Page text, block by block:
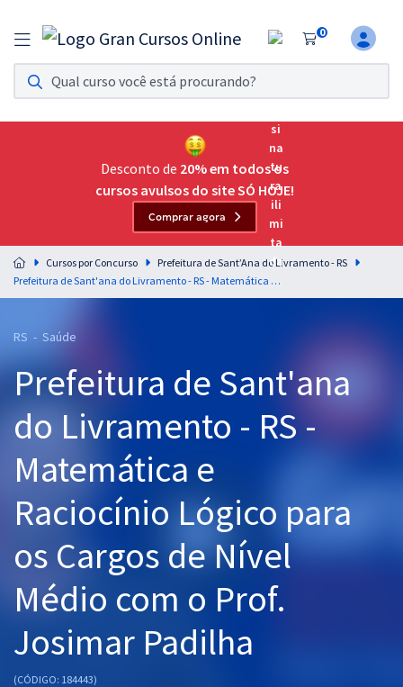
0
Assinatura Ilimitada 11
Acesso a todos os cursos. Teste grátis por 7 dias!
Assinatura OAB Até Passar
Acesso ilimitado a toda preparação para o Exame da
Residências Multiprofissionais
Preparação completa e intensiva para as principais
residências em saúde do Brasil
Cursos 20% OFF
Pós
Graduação
OAB
Questões grátis
Desconto de 20% em todos os
cursos avulsos do site SÓ HOJE!
Comprar agora
Cursos por Concurso
Prefeitura de Sant’Ana do Livramento - RS
Prefeitura de Sant'ana do Livramento - RS - Matemática e Raciocínio Lógico para os Cargos de Nível Médio com o Prof. Josimar Padilha
RS - Saúde
Prefeitura de Sant'ana
do Livramento - RS -
Matemática e
Raciocínio Lógico para
os Cargos de Nível
Médio com o Prof.
Josimar Padilha
(CÓDIGO: 184443)